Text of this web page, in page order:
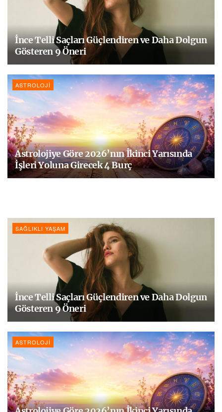
İnce Telli Saçları Güçlendiren ve Daha Dolgun
Gösteren 9 Öneri
ASTROLOJI
Astrolojiye Göre 2026’nın İkinci Yarısında
İşleri Yoluna Girecek 4 Burç
SAĞLIKLI YAŞAM
İnce Telli Saçları Güçlendiren ve Daha Dolgun
Gösteren 9 Öneri
ASTROLOJI